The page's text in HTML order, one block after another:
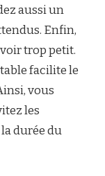
aussi un
Enfin,
trop petit.
facilite le
vous
les
durée du